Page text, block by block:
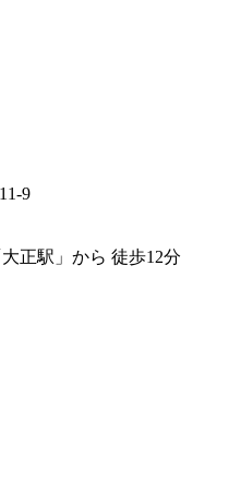
9
正駅」から 徒歩12分